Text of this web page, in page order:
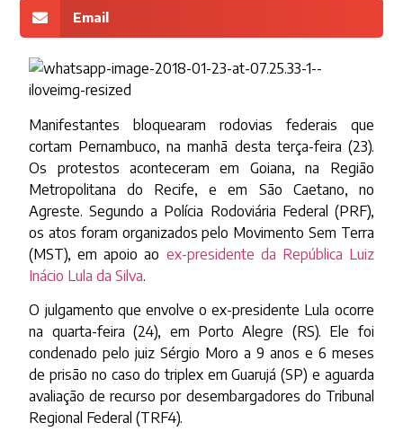
Email
Manifestantes bloquearam rodovias federais que
cortam Pernambuco, na manhã desta terça-feira (23).
Os protestos aconteceram em Goiana, na Região
Metropolitana do Recife, e em São Caetano, no
Agreste. Segundo a Polícia Rodoviária Federal (PRF),
os atos foram organizados pelo Movimento Sem Terra
(MST), em apoio ao ex-presidente da República Luiz
Inácio Lula da Silva.
O julgamento que envolve o ex-presidente Lula ocorre
na quarta-feira (24), em Porto Alegre (RS). Ele foi
condenado pelo juiz Sérgio Moro a 9 anos e 6 meses
de prisão no caso do triplex em Guarujá (SP) e aguarda
avaliação de recurso por desembargadores do Tribunal
Regional Federal (TRF4).